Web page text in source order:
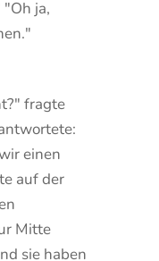
ja,
fragte
einen
auf der
Mitte
sie haben